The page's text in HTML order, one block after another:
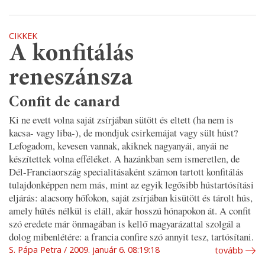
CIKKEK
A konfitálás
reneszánsza
Confit de canard
Ki ne evett volna saját zsírjában sütött és eltett (ha nem is
kacsa- vagy liba-), de mondjuk csirkemájat vagy sült húst?
Lefogadom, kevesen vannak, akiknek nagyanyái, anyái ne
készítettek volna efféléket. A hazánkban sem ismeretlen, de
Dél-Franciaország specialitásaként számon tartott konfitálás
tulajdonképpen nem más, mint az egyik legősibb hústartósítási
eljárás: alacsony hőfokon, saját zsírjában kisütött és tárolt hús,
amely hűtés nélkül is eláll, akár hosszú hónapokon át. A confit
szó eredete már önmagában is kellő magyarázattal szolgál a
dolog mibenlétére: a francia confire szó annyit tesz, tartósítani.
S. Pápa Petra 2009. január 6. 08:19:18 tovább